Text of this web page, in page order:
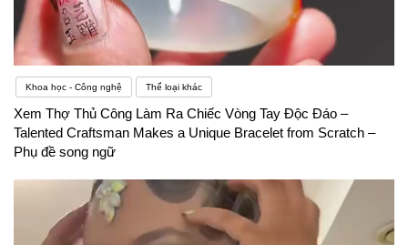
Khoa học - Công nghệ Thể loại khác
Xem Thợ Thủ Công Làm Ra Chiếc Vòng Tay Độc Đáo –
Talented Craftsman Makes a Unique Bracelet from Scratch –
Phụ đề song ngữ